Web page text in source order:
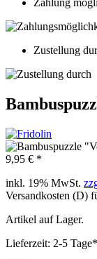
Zahlung
Zustellung
9,95 € *
inkl. 19% MwSt.
Versandkosten (D)
Artikel auf Lager.
Lieferzeit: 2-5